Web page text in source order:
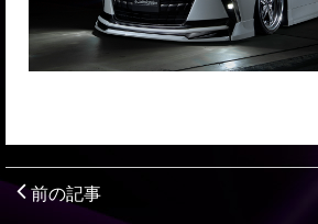
前の記事